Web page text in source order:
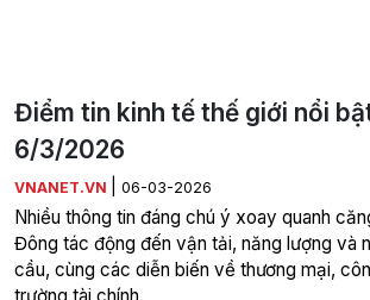
Điểm tin kinh tế thế giới nổi
6/3/2026
VNANET.VN 06-03-2026
Nhiều thông tin đáng chú ý xoay quanh
Đông tác động đến vận tải, năng lượng và
cầu, cùng các diễn biến về thương mại,